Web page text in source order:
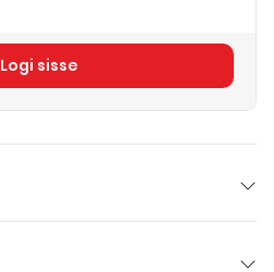
Logi sisse